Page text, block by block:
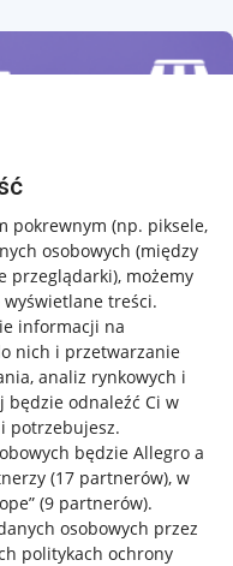
pokrewnym (np. piksele,
osobowych (między
przeglądarki), możemy
treści.
informacji na
nich i przetwarzanie
analiz rynkowych i
będzie odnaleźć Ci w
potrzebujesz.
będzie Allegro a
(17 partnerów), w
(9 partnerów).
osobowych przez
politykach ochrony